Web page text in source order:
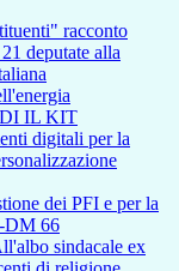
racconto
deputate alla
IL KIT
digitali per la
dei PFI e per la
DM 66
sindacale ex